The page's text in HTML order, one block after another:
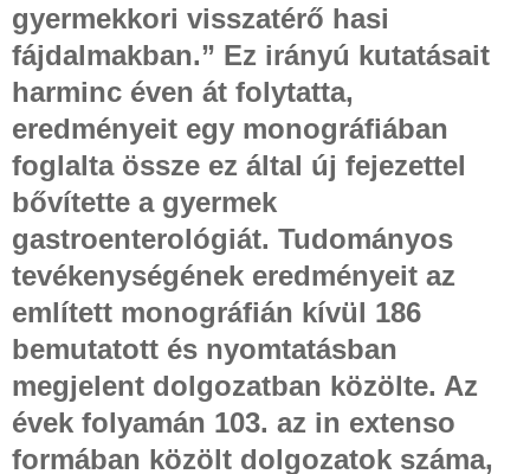
gyermekkori visszatérő hasi
fájdalmakban.” Ez irányú kutatásait
harminc éven át folytatta,
eredményeit egy monográfiában
foglalta össze ez által új fejezettel
bővítette a gyermek
gastroenterológiát. Tudományos
tevékenységének eredményeit az
említett monográfián kívül 186
bemutatott és nyomtatásban
megjelent dolgozatban közölte. Az
évek folyamán 103. az in extenso
formában közölt dolgozatok száma,